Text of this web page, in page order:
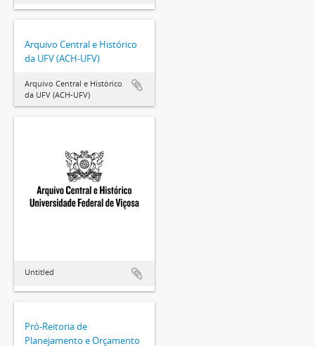
Arquivo Central e Histórico
da UFV (ACH-UFV)
Arquivo Central e Histórico
da UFV (ACH-UFV)
Untitled
Pró-Reitoria de
Planejamento e Orçamento